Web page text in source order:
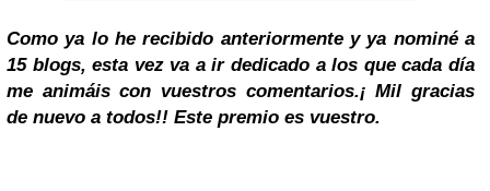
Como ya lo he recibido anteriormente y ya nominé a
15 blogs, esta vez va a ir dedicado a los que cada día
me animáis con vuestros comentarios.¡ Mil gracias
de nuevo a todos!! Este premio es vuestro.